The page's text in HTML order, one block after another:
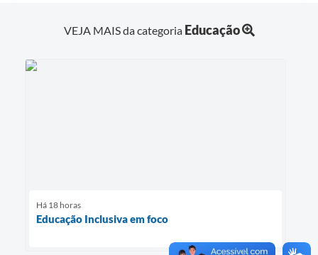
VEJA MAIS da categoria Educação
Há 18 horas
Educação Inclusiva em foco